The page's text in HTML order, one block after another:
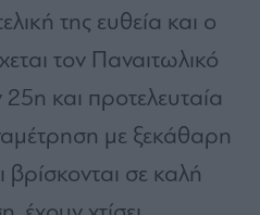
της ευθεία και ο
τον Παναιτωλικό
και προτελευταία
με ξεκάθαρη
σε καλή